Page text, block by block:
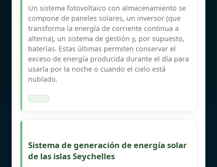
Un sistema fotovoltaico con almacenamiento se
compone de paneles solares, un inversor (que
transforma la energía de corriente continua a
alterna), un sistema de gestión y, por supuesto,
baterías. Estas últimas permiten conservar el
exceso de energía producida durante el día para
usarla por la noche o cuando el cielo está
nublado.
Sistema de generación de energía solar
de las islas Seychelles